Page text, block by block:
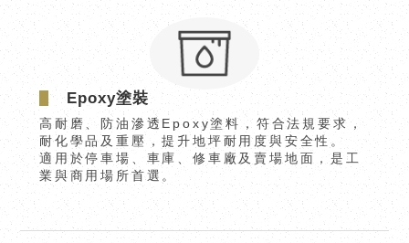
Epoxy塗裝
高耐磨、防油滲透Epoxy塗料，符合法規要求，
耐化學品及重壓，提升地坪耐用度與安全性。
適用於停車場、車庫、修車廠及賣場地面，是工
業與商用場所首選。